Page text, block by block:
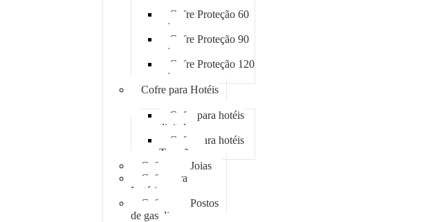
Cofre Proteção 60
min
Cofre Proteção 90
min
Cofre Proteção 120
min
Cofre para Hotéis
Cofre para hotéis
digital
Cofre para hotéis
Trancão
Cofre para Joias
Cofre para
Lotéricas
Cofre para Postos
de gasolina